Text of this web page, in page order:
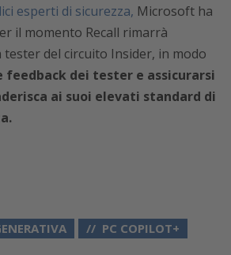
esperti di sicurezza, Microsoft ha
il momento Recall rimarrà
tester del circuito Insider, in modo
feedback dei tester e assicurarsi
ai suoi elevati standard di
PC COPILOT+